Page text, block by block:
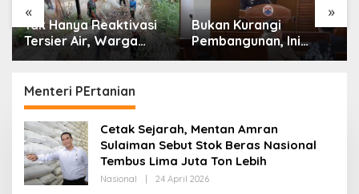
« »
Tak Hanya Reaktivasi
Tersier Air, Warga
Desa Ciburuy Inginkan
Padalarang
Bukan Kurangi
Pembangunan, Ini
Alasan Pemkot Cimahi
Menteri PErtanian
Cetak Sejarah, Mentan Amran
Sulaiman Sebut Stok Beras Nasional
Tembus Lima Juta Ton Lebih
Nasional 24 April 2026